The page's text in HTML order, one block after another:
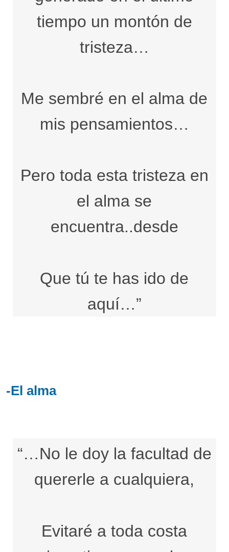
tiempo un montón de
tristeza…
Me sembré en el alma de
mis pensamientos…
Pero toda esta tristeza en
el alma se
encuentra..desde
Que tú te has ido de
aquí…”
-El alma
“…No le doy la facultad de
quererle a cualquiera,
Evitaré a toda costa